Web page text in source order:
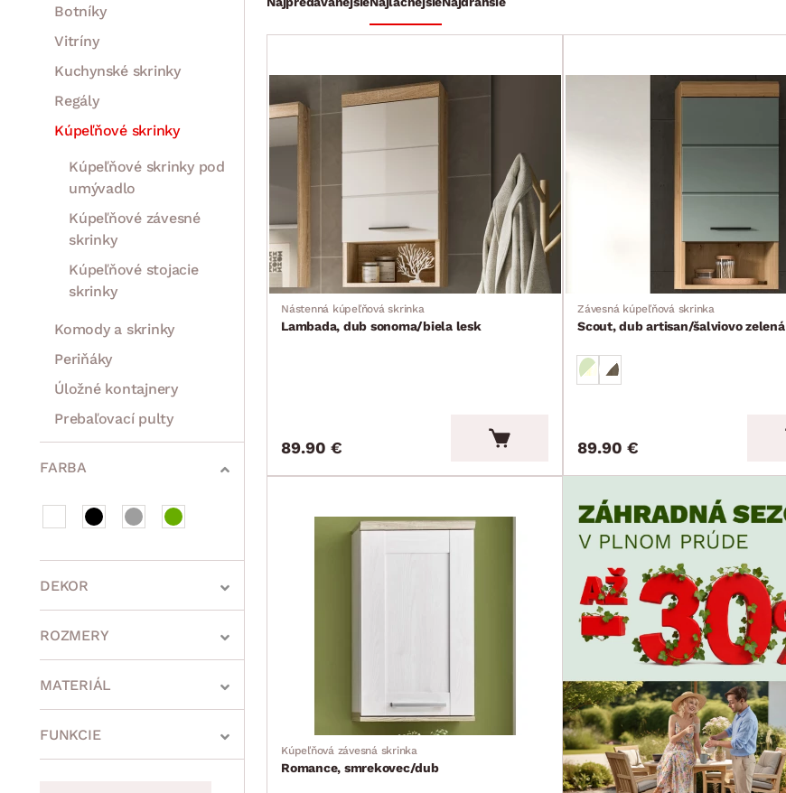
Botníky
Vitríny
Kuchynské skrinky
Regály
Kúpeľňové skrinky
Kúpeľňové skrinky pod
umývadlo
Kúpeľňové závesné
skrinky
Kúpeľňové stojacie
skrinky
Komody a skrinky
Periňáky
Úložné kontajnery
Prebaľovací pulty
Bytové doplnky
Sedacie súpravy a pohovky
Zostavy a steny
Drobný nábytok
Spotrebiče
FARBA
DEKOR
ROZMERY
min.
MATERIÁL
FUNKCIE
Nástenná kúpeľňová skrinka
Lambada, dub sonoma/biela lesk
89.90 €
Závesná kúpeľňová skrinka
Scout, dub artisan/šalviovo zelená
89.90 €
Kúpeľňová závesná skrinka
Romance, smrekovec/dub